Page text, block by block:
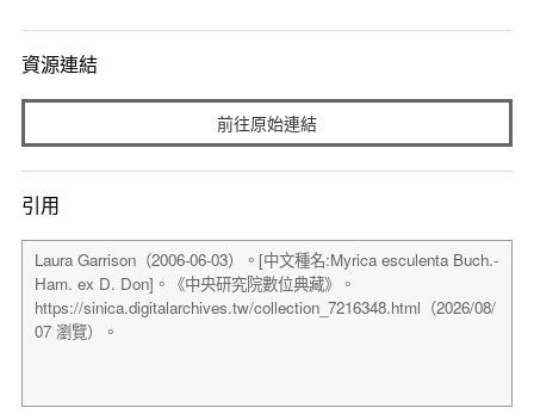
資源連結
前往原始連結
引用